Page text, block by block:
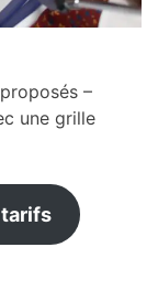
–
une grille
tarifs